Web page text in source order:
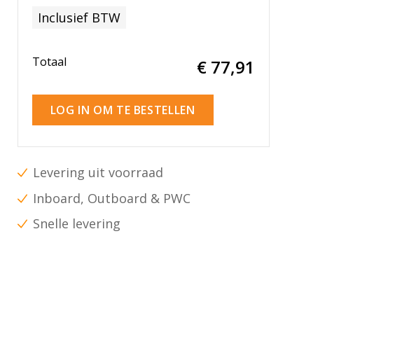
Inclusief BTW
Totaal € 77,91
LOG IN OM TE BESTELLEN
Levering uit voorraad
Inboard, Outboard & PWC
Snelle levering